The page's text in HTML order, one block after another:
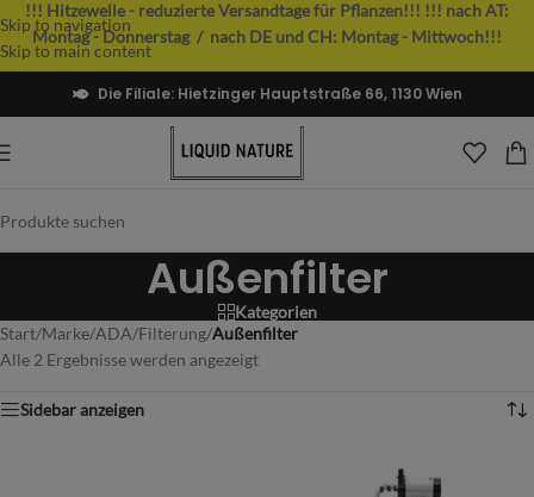
Skip to navigation
Skip to main content
!!! Hitzewelle - reduzierte Versandtage für Pflanzen!!! !!! nach AT:
Montag - Donnerstag / nach DE und CH: Montag - Mittwoch!!!
Die Filiale: Hietzinger Hauptstraße 66, 1130 Wien
Außenfilter
Kategorien
Start/Marke/ADA/Filterung/Außenfilter
Alle 2 Ergebnisse werden angezeigt
Sidebar anzeigen